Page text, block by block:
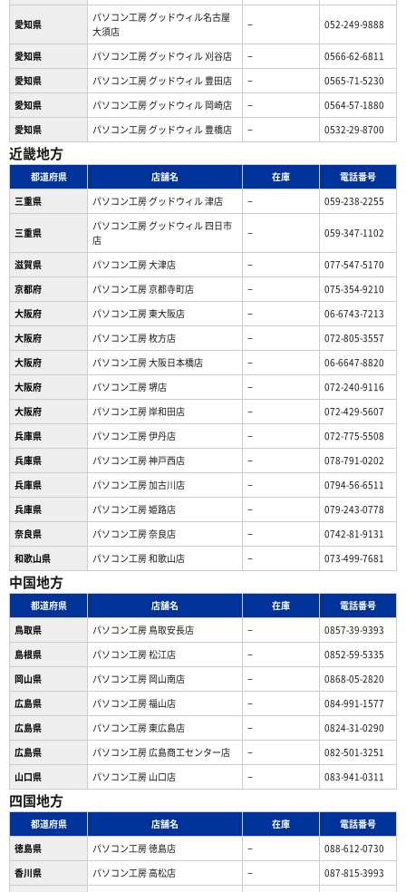
愛知県
パソコン工房 グッドウィル名古屋
大須店
− 052-249-9888
愛知県 パソコン工房 グッドウィル 刈谷店 −
0566-62-6811
愛知県
パソコン工房 グッドウィル 豊田店 −
0565-71-5230
愛知県
パソコン工房 グッドウィル 岡崎店 −
0564-57-1880
愛知県
パソコン工房 グッドウィル 豊橋店 − 0532-29-8700
近畿地方
都道府県 店舗名 在庫
電話番号
三重県
パソコン工房 グッドウィル 津店 − 059-238-2255
三重県
パソコン工房 グッドウィル 四日市
店
− 059-347-1102
滋賀県 パソコン工房 大津店 −
077-547-5170
京都府
パソコン工房 京都寺町店 −
075-354-9210
大阪府
パソコン工房 東大阪店 −
06-6743-7213
大阪府
パソコン工房 枚方店 −
072-805-3557
大阪府
パソコン工房 大阪日本橋店 −
06-6647-8820
大阪府
パソコン工房 堺店 −
072-240-9116
大阪府
パソコン工房 岸和田店 −
072-429-5607
兵庫県
パソコン工房 伊丹店 −
072-775-5508
兵庫県
パソコン工房 神戸西店 −
078-791-0202
兵庫県
パソコン工房 加古川店 −
0794-56-6511
兵庫県
パソコン工房 姫路店 −
079-243-0778
奈良県
パソコン工房 奈良店 −
0742-81-9131
和歌山県
パソコン工房 和歌山店 − 073-499-7681
中国地方
都道府県 店舗名 在庫
電話番号
鳥取県
パソコン工房 鳥取安長店 −
0857-39-9393
島根県
パソコン工房 松江店 −
0852-59-5335
岡山県
パソコン工房 岡山南店 −
0868-05-2820
広島県
パソコン工房 福山店 −
084-991-1577
広島県
パソコン工房 東広島店 −
0824-31-0290
広島県
パソコン工房 広島商工センター店 −
082-501-3251
山口県
パソコン工房 山口店 − 083-941-0311
四国地方
都道府県 店舗名 在庫
電話番号
徳島県
パソコン工房 徳島店 −
088-612-0730
香川県
パソコン工房 高松店 −
087-815-3993